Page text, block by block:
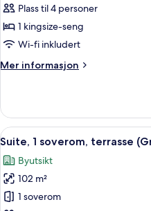
kingsize-
seng,
terrasse
R.
1950s
Inspired)
Plass til 4 personer
1 kingsize-seng
Wi-fi inkludert
Mer informasjon
Mer
1
kingsize-
seng,
(Paul
R.
Williams
Åpne
alle
bildene
av
Suite,
7
Suite, 1 soverom, terrasse
Byutsikt
102 m²
1 soverom